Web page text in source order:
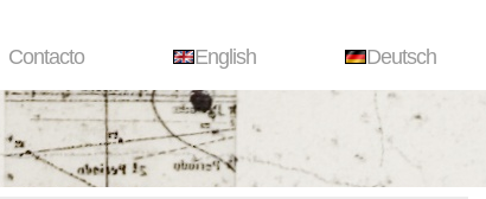
Contacto English Deutsch